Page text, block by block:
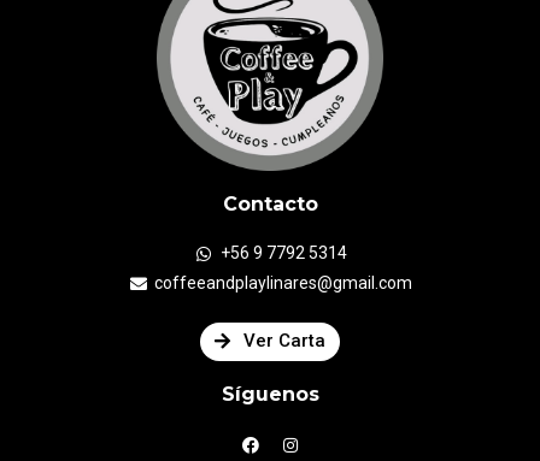
Contacto
+56 9 7792 5314
coffeeandplaylinares@gmail.com
Ver Carta
Síguenos